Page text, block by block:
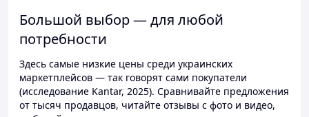
Большой выбор — для любой
потребности
Здесь самые низкие цены среди украинских
маркетплейсов — так говорят сами покупатели
(исследование Kantar, 2025). Сравнивайте предложения
от тысяч продавцов, читайте отзывы с фото и видео,